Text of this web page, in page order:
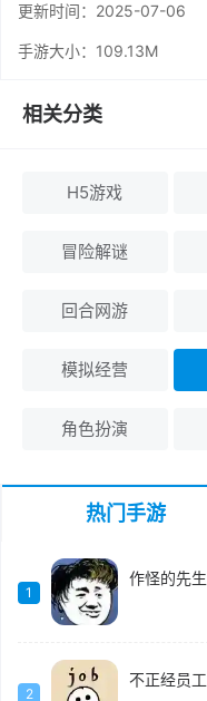
更新时间： 2025-07-06
手游大小：109.13M
相关分类
H5游戏
冒险解谜
回合网游
模拟经营
角色扮演
热门手游
1
作怪的先
2
不正经员